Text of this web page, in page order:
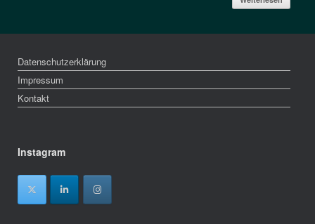
Datenschutzerklärung
Impressum
Kontakt
Instagram